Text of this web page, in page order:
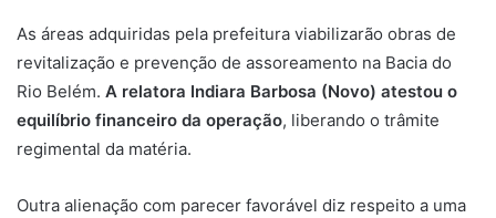
As áreas adquiridas pela prefeitura viabilizarão obras de
revitalização e prevenção de assoreamento na Bacia do
Rio Belém. A relatora Indiara Barbosa (Novo) atestou o
equilíbrio financeiro da operação, liberando o trâmite
regimental da matéria.
Outra alienação com parecer favorável diz respeito a uma